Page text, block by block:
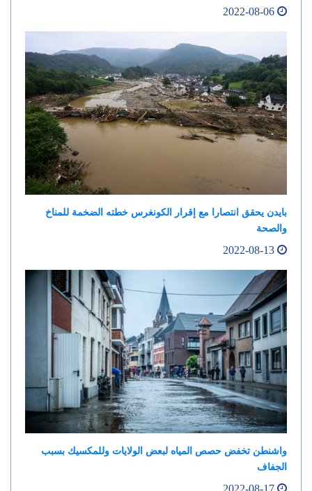
بايدن يحقق انتصارا مع إقرار الكونغرس خطته الضخمة للمناخ
والصحة
واشنطن تخفض حصص المياه لبعض الولايات وللمكسيك بسبب
الجفاف